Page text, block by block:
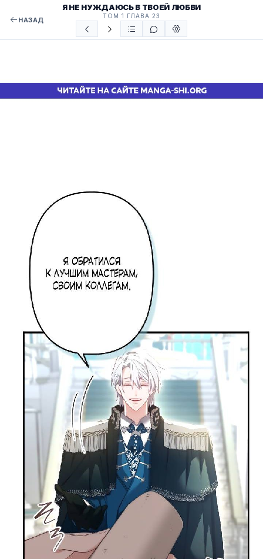
НАЗАД
Я НЕ НУЖДАЮСЬ В ТВОЕЙ ЛЮБВИ
ТОМ 1 ГЛАВА 23